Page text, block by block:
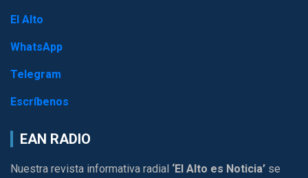
El Alto
WhatsApp
Telegram
Escríbenos
EAN RADIO
Nuestra revista informativa radial ‘El Alto es Noticia’ se